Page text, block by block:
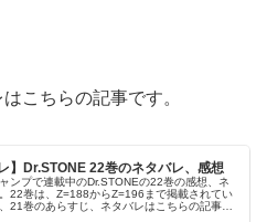
こちらの記事です。
】Dr.STONE 22巻のネタバレ、感想
ンプで連載中のDr.STONEの22巻の感想、ネ
22巻は、Z=188からZ=196まで掲載されてい
21巻のあらすじ、ネタバレはこちらの記事で